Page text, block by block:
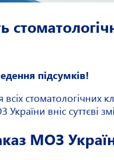
підсумків!
стоматологічних
України вніс суттєві
МОЗ